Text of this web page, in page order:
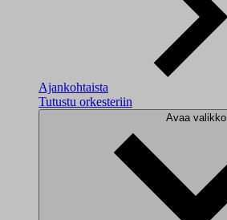
Ajankohtaista
Tutustu orkesteriin
Avaa valikko